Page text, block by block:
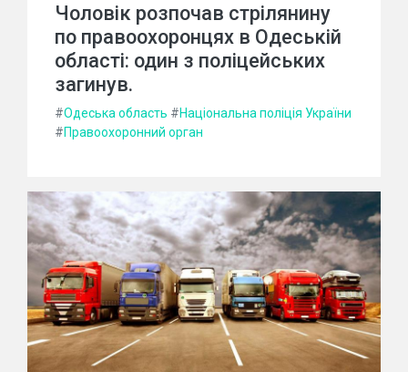
Чоловік розпочав стрілянину
по правоохоронцях в Одеській
області: один з поліцейських
загинув.
#Одеська область #Національна поліція України
#Правоохоронний орган